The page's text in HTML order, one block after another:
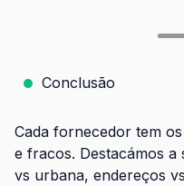
Conclusão
Cada fornecedor tem
e fracos. Destacámos
vs urbana, endereços